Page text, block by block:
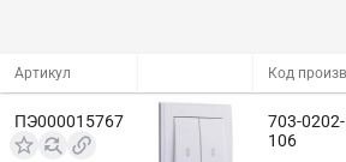
Артикул
ПЭ000015767
703-0202-
106